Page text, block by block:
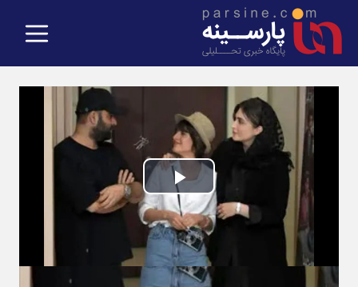
Play
Video
|مدت زمان ویدیو: 00:01:06